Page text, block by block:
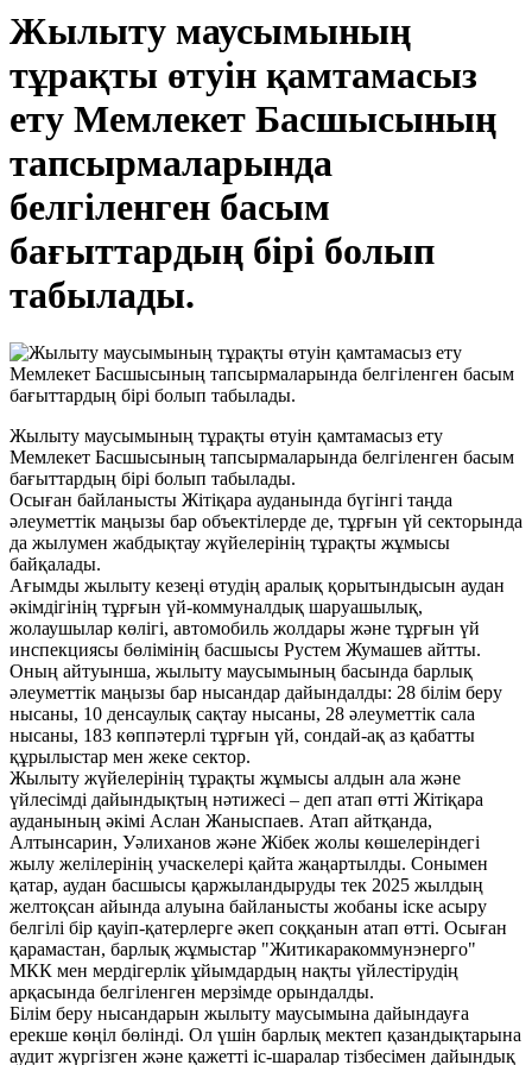
Жылыту маусымының
тұрақты өтуін қамтамасыз
ету Мемлекет Басшысының
тапсырмаларында
белгіленген басым
бағыттардың бірі болып
табылады.
Жылыту маусымының тұрақты өтуін қамтамасыз ету
Мемлекет Басшысының тапсырмаларында белгіленген басым
бағыттардың бірі болып табылады.
Осыған байланысты Жітіқара ауданында бүгінгі таңда
әлеуметтік маңызы бар объектілерде де, тұрғын үй секторында
да жылумен жабдықтау жүйелерінің тұрақты жұмысы
байқалады.
Ағымды жылыту кезеңі өтудің аралық қорытындысын аудан
әкімдігінің тұрғын үй-коммуналдық шаруашылық,
жолаушылар көлігі, автомобиль жолдары және тұрғын үй
инспекциясы бөлімінің басшысы Рустем Жумашев айтты.
Оның айтуынша, жылыту маусымының басында барлық
әлеуметтік маңызы бар нысандар дайындалды: 28 білім беру
нысаны, 10 денсаулық сақтау нысаны, 28 әлеуметтік сала
нысаны, 183 көппәтерлі тұрғын үй, сондай-ақ аз қабатты
құрылыстар мен жеке сектор.
Жылыту жүйелерінің тұрақты жұмысы алдын ала және
үйлесімді дайындықтың нәтижесі – деп атап өтті Жітіқара
ауданының әкімі Аслан Жаныспаев. Атап айтқанда,
Алтынсарин, Уәлиханов және Жібек жолы көшелеріндегі
жылу желілерінің учаскелері қайта жаңартылды. Сонымен
қатар, аудан басшысы қаржыландыруды тек 2025 жылдың
желтоқсан айында алуына байланысты жобаны іске асыру
белгілі бір қауіп-қатерлерге әкеп соққанын атап өтті. Осыған
қарамастан, барлық жұмыстар "Житикаракоммунэнерго"
МКК мен мердігерлік ұйымдардың нақты үйлестірудің
арқасында белгіленген мерзімде орындалды.
Білім беру нысандарын жылыту маусымына дайындауға
ерекше көңіл бөлінді. Ол үшін барлық мектеп қазандықтарына
аудит жүргізген және қажетті іс-шаралар тізбесімен дайындық